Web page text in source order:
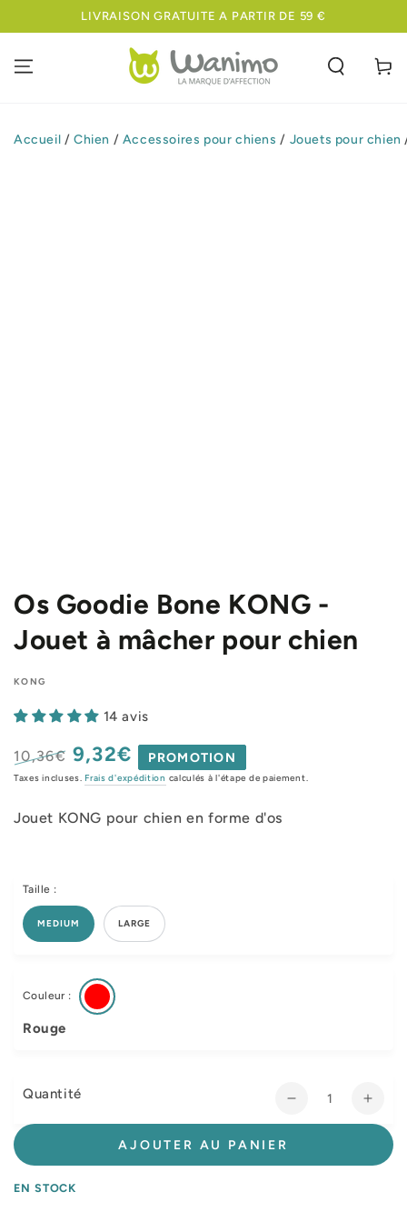
IGNORER LELIVRAISON GRATUITE A PARTIR DE 59 €
Panier
Accueil / Chien / Accessoires pour chiens / Jouets pour chien
Os Goodie Bone KONG -
Jouet à mâcher pour chien
KONG
14 avis
Prix
10,36€
Prix
vente
9,32€ PROMOTION
Taxes incluses. Frais d'expédition calculés à l'étape de paiement.
Jouet KONG pour chien en forme d'os
Taille :
MEDIUM LARGE
Couleur :
Rouge
Quantité
Réduire
la
de
la
de
AJOUTER AU PANIER
EN STOCK